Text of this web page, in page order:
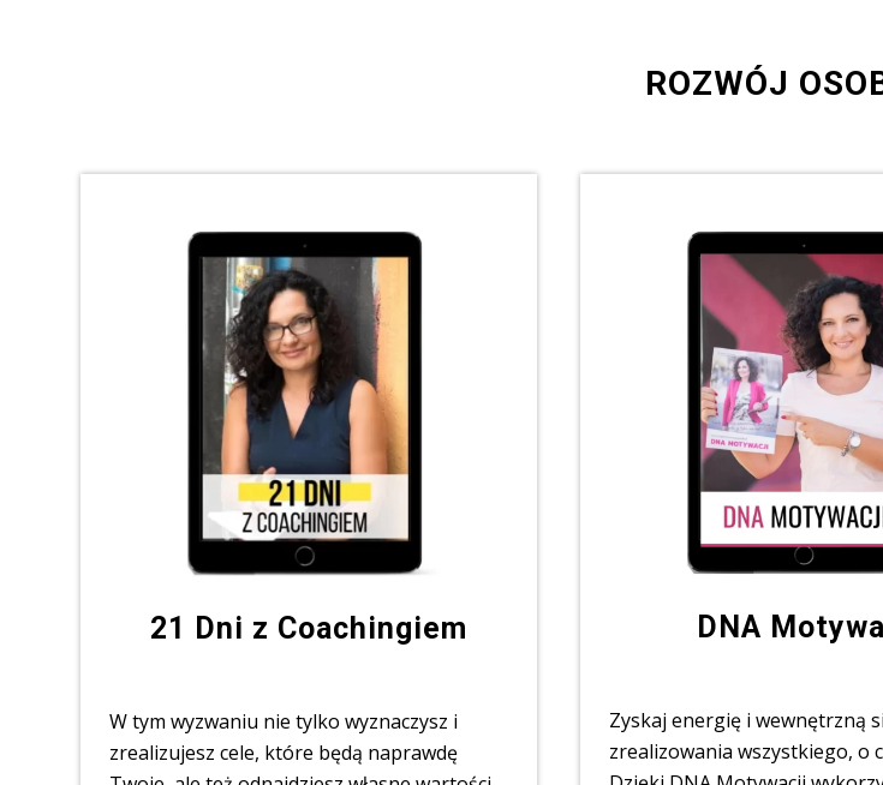
ROZWÓJ
21 Dni z Coachingiem
W tym wyzwaniu nie tylko wyznaczysz i
zrealizujesz cele, które będą naprawdę
DNA
Zyskaj energię i wewnętrzną
zrealizowania wszystkiego, o